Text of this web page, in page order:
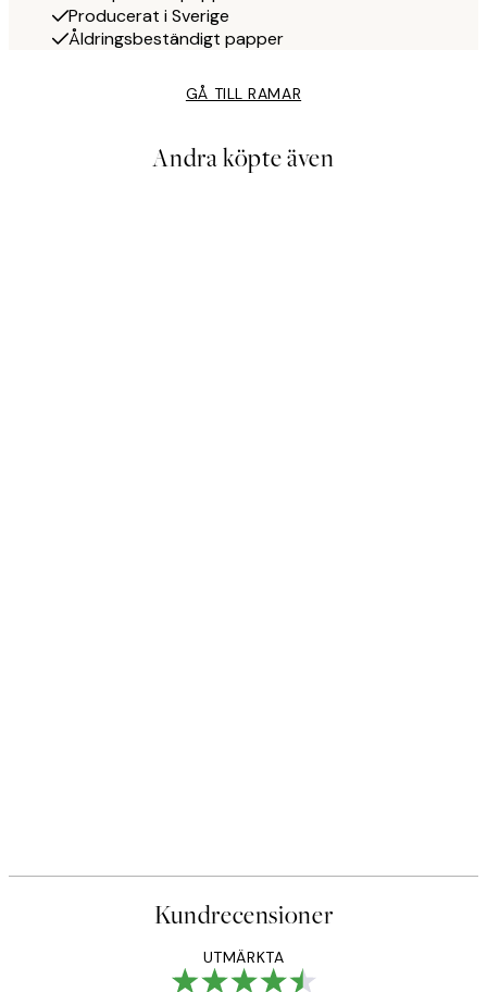
Producerat i Sverige
Åldringsbeständigt papper
GÅ TILL RAMAR
Andra köpte även
Kundrecensioner
UTMÄRKTA